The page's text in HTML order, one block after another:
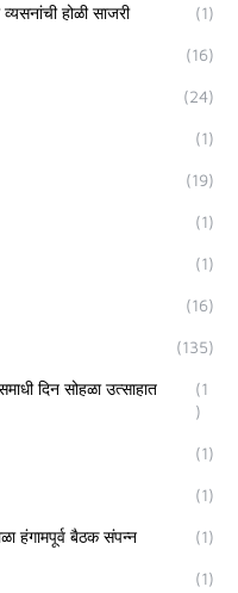
होळी साजरी (1)
(16)
(24)
(1)
(19)
(1)
(1)
(16)
(135)
दिन सोहळा उत्साहात
(1
)
(1)
(1)
हंगामपूर्व बैठक संपन्न (1)
(1)